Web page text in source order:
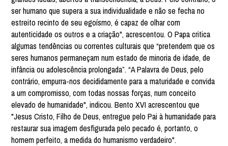
ser humano que supera a sua individualidade e não se fecha no
estreito recinto de seu egoísmo, é capaz de olhar com
autenticidade os outros e a criação", acrescentou. O Papa critica
algumas tendências ou correntes culturais que “pretendem que os
seres humanos permaneçam num estado de minoria de idade, de
infância ou adolescência prolongada”. “A Palavra de Deus, pelo
contrário, empurra-nos decididamente para a maturidade e convida
a um compromisso, com todas nossas forças, num conceito
elevado de humanidade", indicou. Bento XVI acrescentou que
"Jesus Cristo, Filho de Deus, entregue pelo Pai à humanidade para
restaurar sua imagem desfigurada pelo pecado é, portanto, o
homem perfeito, a medida do humanismo verdadeiro".